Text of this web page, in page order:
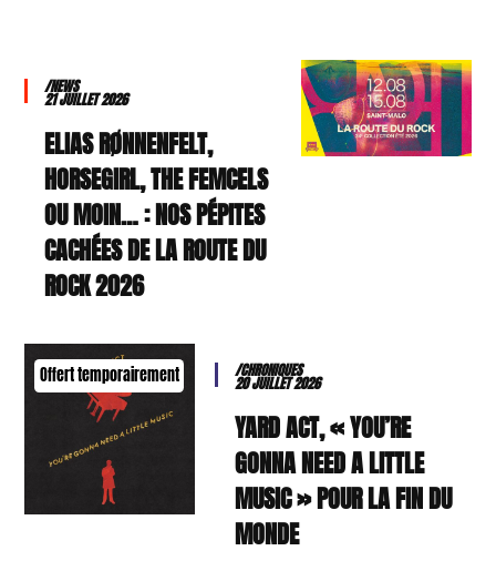
/NEWS
21 JUILLET 2026
ELIAS RØNNENFELT,
HORSEGIRL, THE FEMCELS
OU MOIN… : NOS PÉPITES
CACHÉES DE LA ROUTE DU
ROCK 2026
Offert temporairement /CHRONIQUES
20 JUILLET 2026
YARD ACT, « YOU’RE
GONNA NEED A LITTLE
MUSIC » POUR LA FIN DU
MONDE